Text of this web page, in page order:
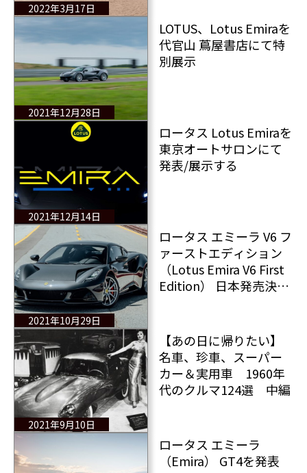
2022年3月17日
2021年12月28日
LOTUS、Lotus Emiraを
代官山 蔦屋書店にて特
別展示
2021年12月14日
ロータス Lotus Emiraを
東京オートサロンにて
発表/展示する
2021年10月29日
ロータス エミーラ V6 フ
ァーストエディション
（Lotus Emira V6 First
Edition） ⽇本発売決
2021年9月10日
【あの日に帰りたい】
名車、珍車、スーパー
カー＆実用車 1960年
代のクルマ124選 中編
ロータス エミーラ
（Emira） GT4を発表